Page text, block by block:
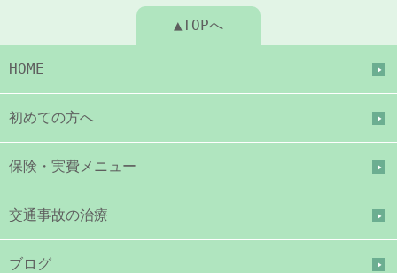
▲TOPへ
HOME
初めての方へ
保険・実費メニュー
交通事故の治療
ブログ